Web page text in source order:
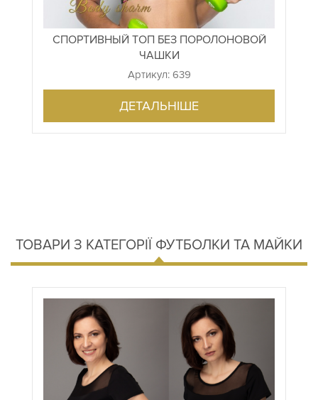
СПОРТИВНЫЙ ТОП БЕЗ ПОРОЛОНОВОЙ
ЧАШКИ
Артикул: 639
ДЕТАЛЬНІШЕ
ТОВАРИ З КАТЕГОРІЇ ФУТБОЛКИ ТА МАЙКИ